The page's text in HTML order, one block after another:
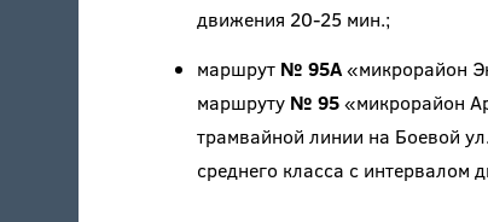
движения 20-25 мин.;
маршрут № 95А«микрорайон
маршруту № 95«микрорайон
трамвайной линии на Боевой
среднего класса с интервалом